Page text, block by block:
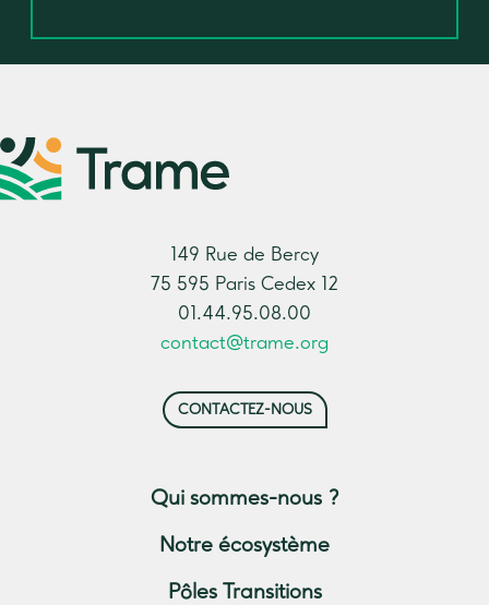
149 Rue de Bercy
75 595 Paris Cedex 12
01.44.95.08.00
contact@trame.org
CONTACTEZ-NOUS
Qui sommes-nous ?
Notre écosystème
Pôles Transitions